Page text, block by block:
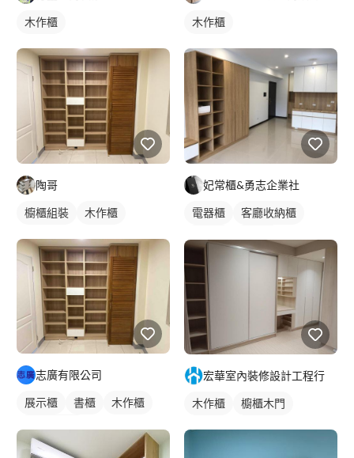
木作櫃
陶哥
櫥櫃組裝 木作櫃
志廣有限公司
展示櫃 書櫃
木作櫃
木作櫃
妃常櫃&勇志企業社
電器櫃
客廳收納櫃
宏華室內裝修設計工程行
木作櫃 櫥櫃木門